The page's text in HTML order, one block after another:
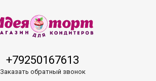
+79250167613
Заказать обратный звонок